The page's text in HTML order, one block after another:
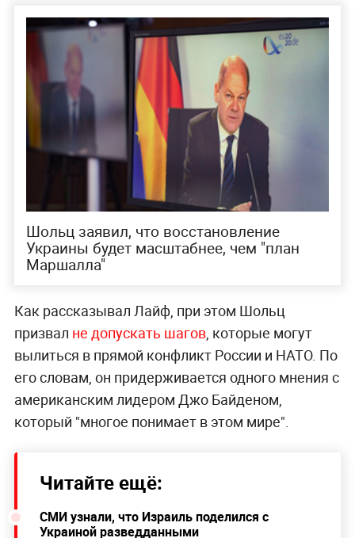
Шольц заявил, что восстановление
Украины будет масштабнее, чем "план
Маршалла"
Как рассказывал Лайф, при этом Шольц
призвал не допускать шагов, которые могут
вылиться в прямой конфликт России и НАТО. По
его словам, он придерживается одного мнения с
американским лидером Джо Байденом,
который "многое понимает в этом мире".
Читайте ещё:
СМИ узнали, что Израиль поделился с
Украиной разведданными